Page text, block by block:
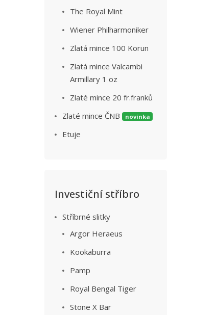
The Royal Mint
Wiener Philharmoniker
Zlatá mince 100 Korun
Zlatá mince Valcambi
Armillary 1 oz
Zlaté mince 20 fr.franků
Zlaté mince ČNB
novinka
Etuje
Investiční stříbro
Stříbrné slitky
Argor Heraeus
Kookaburra
Pamp
Royal Bengal Tiger
Stone X Bar